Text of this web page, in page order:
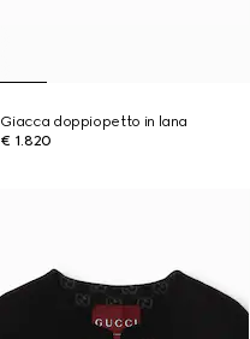
Giacca doppiopetto in lana
€ 1.820